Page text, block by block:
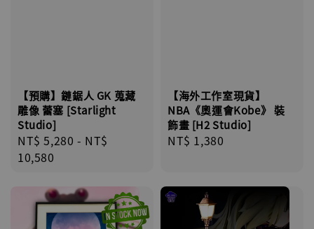
【預購】鏈鋸人 GK 蒐藏
雕像 蕾塞 [Starlight
Studio]
Regular
price
NT$ 5,280 - NT$
10,580
【海外工作室現貨】
NBA《奧運會Kobe》 裝
飾畫 [H2 Studio]
Regular
NT$ 1,380